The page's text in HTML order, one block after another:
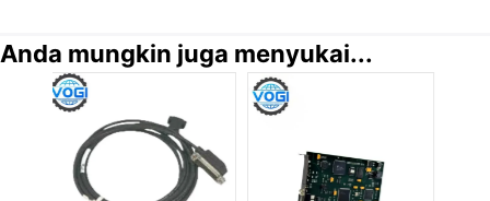
Anda mungkin juga menyukai...